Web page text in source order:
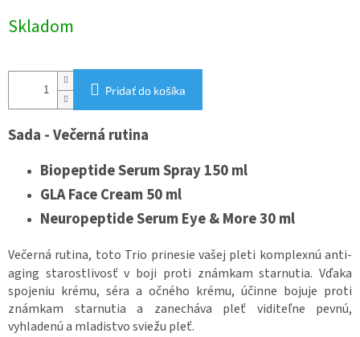
cena:
Skladom
Pridať do košíka
Sada - Večerná rutina
Biopeptide Serum Spray 150 ml
GLA Face Cream 50 ml
Neuropeptide Serum Eye & More 30 ml
Večerná rutina, toto Trio prinesie vašej pleti komplexnú anti-
aging starostlivosť v boji proti známkam starnutia. Vďaka
spojeniu krému, séra a očného krému, účinne bojuje proti
známkam starnutia a zanecháva pleť viditeľne pevnú,
vyhladenú a mladistvo sviežu pleť.